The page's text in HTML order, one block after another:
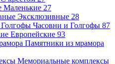
Маленькие 27
Эксклюзивные 28
Часовни и Голгофы 87
Европейские 93
Памятники из мрамора
Мемориальные комплексы